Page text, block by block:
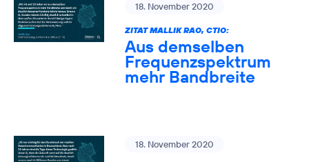
18. November 2020
ZITAT MALLIK RAO, CTIO:
Aus demselben
Frequenzspektrum
mehr Bandbreite
18. November 2020